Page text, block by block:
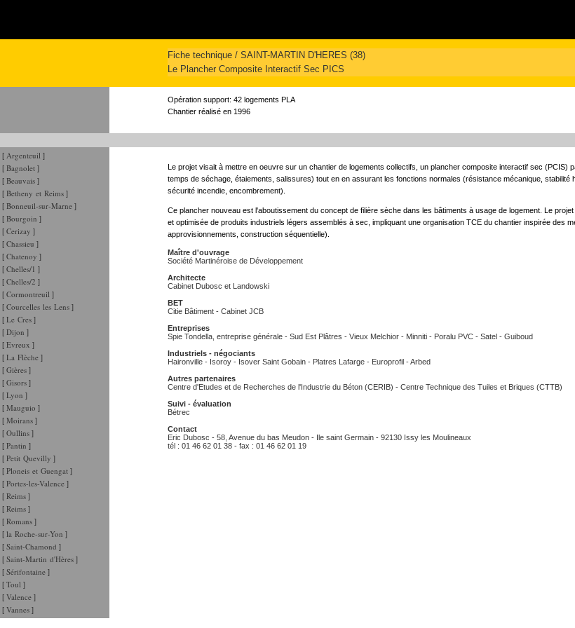
Fiche technique / SAINT-MARTIN D'HERES (38)
Le Plancher Composite Interactif Sec PICS
Opération support: 42 logements PLA
Chantier réalisé en 1996
[ Argenteuil ]
[ Bagnolet ]
[ Beauvais ]
[ Betheny et Reims ]
[ Bonneuil-sur-Marne ]
[ Bourgoin ]
[ Cerizay ]
[ Chassieu ]
[ Chatenoy ]
[ Chelles/1 ]
[ Chelles/2 ]
[ Cormontreuil ]
[ Courcelles les Lens ]
[ Le Cres ]
[ Dijon ]
[ Evreux ]
[ La Flèche ]
[ Gières ]
[ Gisors ]
[ Lyon ]
[ Mauguio ]
[ Moirans ]
[ Oullins ]
[ Pantin ]
[ Petit Quevilly ]
[ Ploneis et Guengat ]
[ Portes-les-Valence ]
[ Reims ]
[ Reims ]
[ Romans ]
[ la Roche-sur-Yon ]
[ Saint-Chamond ]
[ Saint-Martin d'Hères ]
[ Sérifontaine ]
[ Toul ]
[ Valence ]
[ Vannes ]
Le projet visait à mettre en oeuvre sur un chantier de logements collectifs, un plancher composite interactif sec (PCIS)
temps de séchage, étaiements, salissures) tout en en assurant les fonctions normales (résistance mécanique, stabilité
sécurité incendie, encombrement).
Ce plancher nouveau est l'aboutissement du concept de filière sèche dans les bâtiments à usage de logement. Le
et optimisée de produits industriels légers assemblés à sec, impliquant une organisation TCE du chantier inspirée des
approvisionnements, construction séquentielle).
Maître d'ouvrage
Société Martinéroise de Développement
Architecte
Cabinet Dubosc et Landowski
BET
Citie Bâtiment - Cabinet JCB
Entreprises
Spie Tondella, entreprise générale - Sud Est Plâtres - Vieux Melchior - Minniti - Poralu PVC - Satel - Guiboud
Industriels - négociants
Haironville - Isoroy - Isover Saint Gobain - Platres Lafarge - Europrofil - Arbed
Autres partenaires
Centre d'Etudes et de Recherches de l'Industrie du Béton (CERIB) - Centre Technique des Tuiles et Briques (CTTB)
Suivi - évaluation
Bétrec
Contact
Eric Dubosc - 58, Avenue du bas Meudon - Ile saint Germain - 92130 Issy les Moulineaux
tél : 01 46 62 01 38 - fax : 01 46 62 01 19